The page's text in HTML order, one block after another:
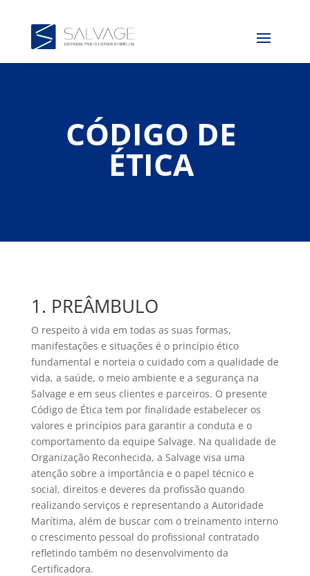
CÓDIGO DE
ÉTICA
1. PREÂMBULO
O respeito à vida em todas as suas formas,
manifestações e situações é o princípio ético
fundamental e norteia o cuidado com a qualidade de
vida, a saúde, o meio ambiente e a segurança na
Salvage e em seus clientes e parceiros. O presente
Código de Ética tem por finalidade estabelecer os
valores e princípios para garantir a conduta e o
comportamento da equipe Salvage. Na qualidade de
Organização Reconhecida, a Salvage visa uma
atenção sobre a importância e o papel técnico e
social, direitos e deveres da profissão quando
realizando serviços e representando a Autoridade
Marítima, além de buscar com o treinamento interno
o crescimento pessoal do profissional contratado
refletindo também no desenvolvimento da
Certificadora.